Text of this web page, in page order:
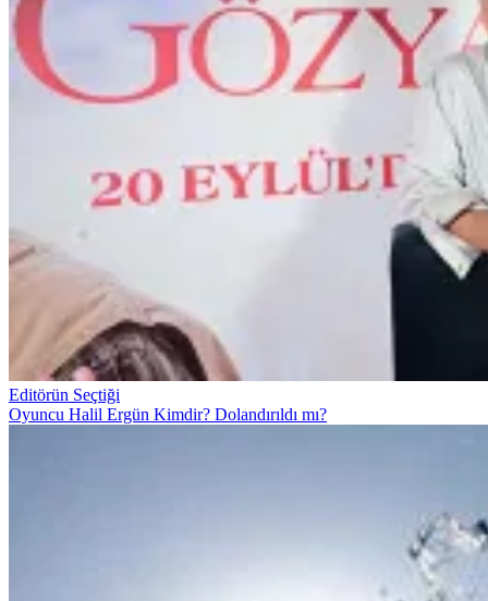
Editörün Seçtiği
Oyuncu Halil Ergün Kimdir? Dolandırıldı mı?